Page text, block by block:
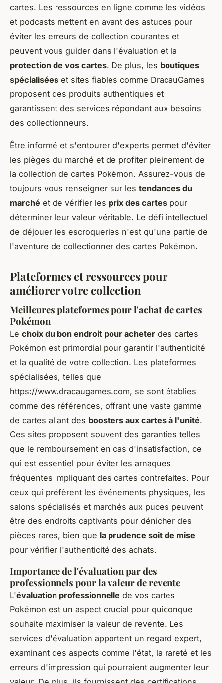
cartes. Les ressources en ligne comme les vidéos
et podcasts mettent en avant des astuces pour
éviter les erreurs de collection courantes et
peuvent vous guider dans l'évaluation et la
protection de vos cartes. De plus, les boutiques
spécialisées et sites fiables comme DracauGames
proposent des produits authentiques et
garantissent des services répondant aux besoins
des collectionneurs.
Être informé et s'entourer d'experts permet d'éviter
les pièges du marché et de profiter pleinement de
la collection de cartes Pokémon. Assurez-vous de
toujours vous renseigner sur les tendances du
marché et de vérifier les prix des cartes pour
déterminer leur valeur véritable. Le défi intellectuel
de déjouer les escroqueries n'est qu'une partie de
l'aventure de collectionner des cartes Pokémon.
Plateformes et ressources pour
améliorer votre collection
Meilleures plateformes pour l'achat de cartes
Pokémon
Le choix du bon endroit pour acheter des cartes
Pokémon est primordial pour garantir l'authenticité
et la qualité de votre collection. Les plateformes
spécialisées, telles que
https://www.dracaugames.com, se sont établies
comme des références, offrant une vaste gamme
de cartes allant des boosters aux cartes à l'unité.
Ces sites proposent souvent des garanties telles
que le remboursement en cas d'insatisfaction, ce
qui est essentiel pour éviter les arnaques
fréquentes impliquant des cartes contrefaites. Pour
ceux qui préfèrent les événements physiques, les
salons spécialisés et marchés aux puces peuvent
être des endroits captivants pour dénicher des
pièces rares, bien que la prudence soit de mise
pour vérifier l'authenticité des achats.
Importance de l'évaluation par des
professionnels pour la valeur de revente
L'évaluation professionnelle de vos cartes
Pokémon est un aspect crucial pour quiconque
souhaite maximiser la valeur de revente. Les
services d'évaluation apportent un regard expert,
examinant des aspects comme l'état, la rareté et les
erreurs d'impression qui pourraient augmenter leur